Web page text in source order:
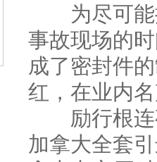
为尽可能
事故现场的
成了密封件
红，在业内
励行根连
加拿大全套